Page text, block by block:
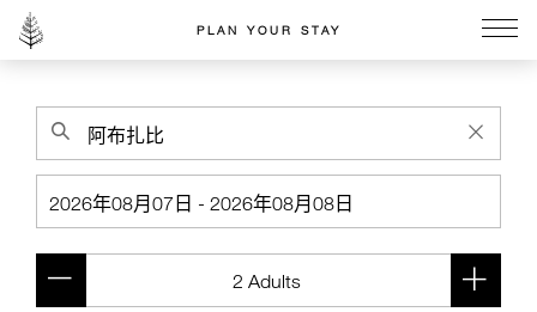
PLAN YOUR STAY